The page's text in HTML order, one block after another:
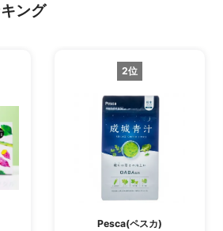
ング
2位
Pesca(ペスカ)